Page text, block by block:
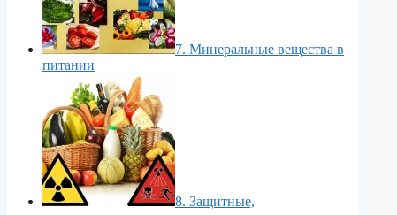
7. Минеральные вещества в
питании
8. Защитные,